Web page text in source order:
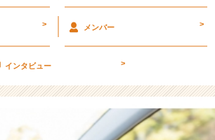
た。
会
社
イ
> メンバー >
インタビュー >